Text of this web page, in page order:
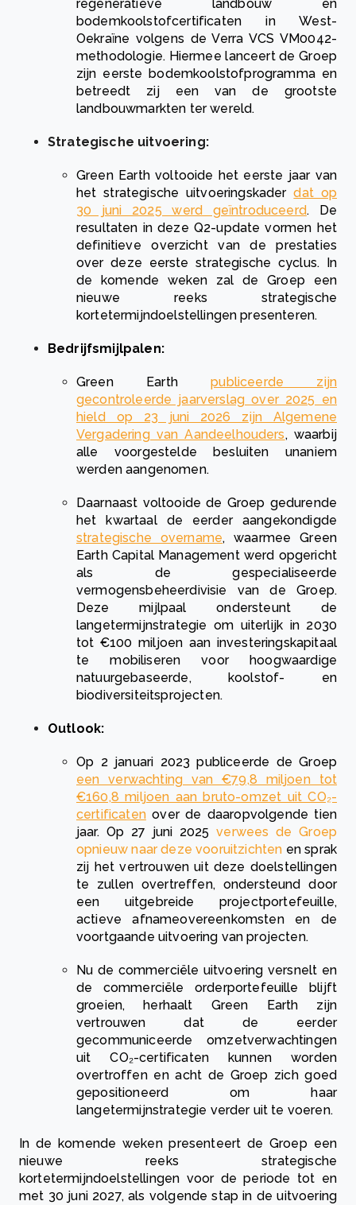
regeneratieve landbouw en
bodemkoolstofcertificaten in West-
Oekraïne volgens de Verra VCS VM0042-
methodologie. Hiermee lanceert de Groep
zijn eerste bodemkoolstofprogramma en
betreedt zij een van de grootste
landbouwmarkten ter wereld.
Strategische uitvoering:
Green Earth voltooide het eerste jaar van
het strategische uitvoeringskaderdat op
30 juni 2025 werd geïntroduceerd. De
resultaten in deze Q2-updatevormen het
definitieve overzicht van de prestaties
over deze eerste strategische cyclus. In
de komende weken zal de Groep een
nieuwe reeks strategische
kortetermijndoelstellingen presenteren.
Bedrijfsmijlpalen:
Green Earthpubliceerde zijn
gecontroleerde jaarverslag over 2025 en
hield op 23 juni 2026 zijn Algemene
Vergadering van Aandeelhouders, waarbij
alle voorgestelde besluiten unaniem
werden aangenomen.
Daarnaast voltooide de Groep gedurende
het kwartaal de eerder aangekondigde
strategische overname, waarmee Green
Earth Capital Management werd opgericht
als de gespecialiseerde
vermogensbeheerdivisie van de Groep.
Deze mijlpaal ondersteunt de
langetermijnstrategie om uiterlijk in 2030
tot €100 miljoen aan investeringskapitaal
te mobiliseren voor hoogwaardige
natuurgebaseerde, koolstof- en
biodiversiteitsprojecten.
Outlook:
Op 2 januari 2023 publiceerde de Groep
een verwachting van €79,8 miljoen tot
€160,8 miljoen aan bruto-omzet uit CO₂-
certificatenover de daaropvolgende tien
jaar. Op 27 juni 2025verwees de Groep
opnieuw naar deze vooruitzichten en sprak
zij het vertrouwen uit deze doelstellingen
te zullen overtreffen, ondersteund door
een uitgebreide projectportefeuille,
actieve afnameovereenkomsten en de
voortgaande uitvoering van projecten.
Nu de commerciële uitvoering versnelt en
de commerciële orderportefeuille blijft
groeien, herhaalt Green Earth zijn
vertrouwen dat de eerder
gecommuniceerde omzetverwachtingen
uit CO₂-certificaten kunnen worden
overtroffen en acht de Groep zich goed
gepositioneerd om haar
langetermijnstrategie verder uit te voeren.
In de komende weken presenteert de Groep een
nieuwe reeks strategische
kortetermijndoelstellingen voor de periode tot en
met 30 juni 2027, als volgende stap in de uitvoering